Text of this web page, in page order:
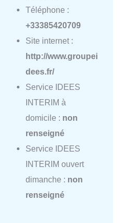
Téléphone :
+33385420709
Site internet :
http://www.groupei
dees.fr/
Service IDEES
INTERIM à
domicile : non
renseigné
Service IDEES
INTERIM ouvert
dimanche : non
renseigné